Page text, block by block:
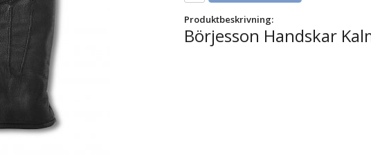
Produktbeskrivning:
Börjesson Handskar